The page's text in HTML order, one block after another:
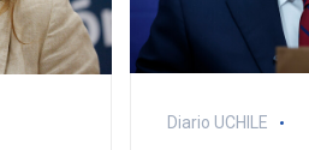
Diario UCHILE